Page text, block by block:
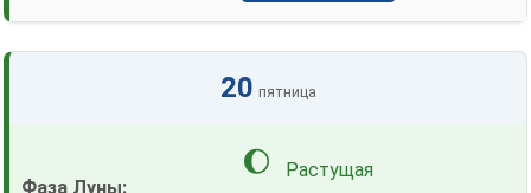
20 пятница
🌔 Растущая